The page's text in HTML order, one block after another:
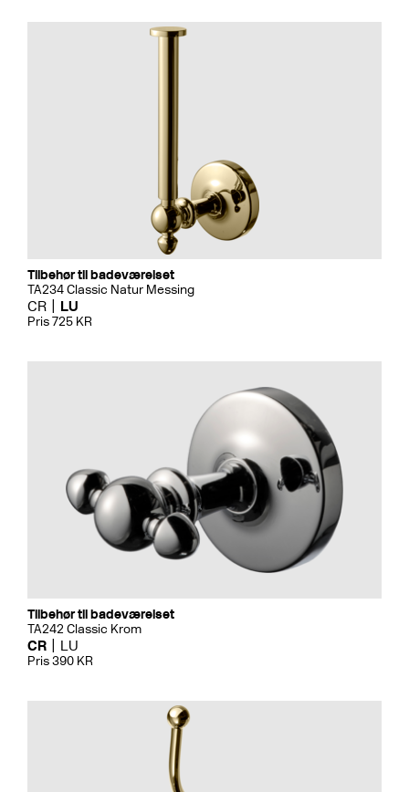
Tilbehør til badeværelset
TA234 Classic Natur Messing
CR LU
Pris 725 KR
Tilbehør til badeværelset
TA242 Classic Krom
CR LU
Pris 390 KR